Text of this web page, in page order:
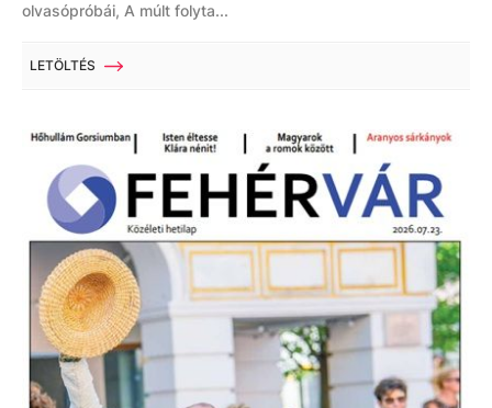
olvasópróbái, A múlt folyta...
LETÖLTÉS